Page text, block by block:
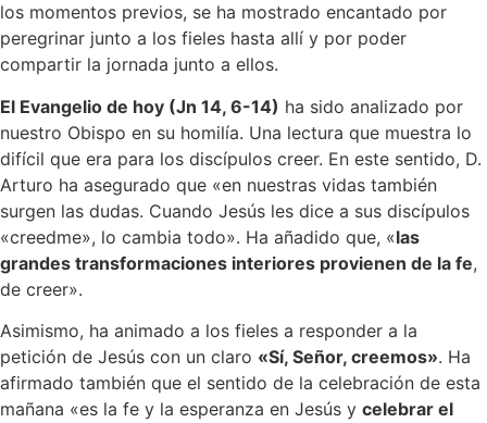
los momentos previos, se ha mostrado encantado por
peregrinar junto a los fieles hasta allí y por poder
compartir la jornada junto a ellos.
El Evangelio de hoy (Jn 14, 6-14) ha sido analizado por
nuestro Obispo en su homilía. Una lectura que muestra lo
difícil que era para los discípulos creer. En este sentido, D.
Arturo ha asegurado que «en nuestras vidas también
surgen las dudas. Cuando Jesús les dice a sus discípulos
«creedme», lo cambia todo». Ha añadido que, «las
grandes transformaciones interiores provienen de la fe,
de creer».
Asimismo, ha animado a los fieles a responder a la
petición de Jesús con un claro «Sí, Señor, creemos». Ha
afirmado también que el sentido de la celebración de esta
mañana «es la fe y la esperanza en Jesús y celebrar el